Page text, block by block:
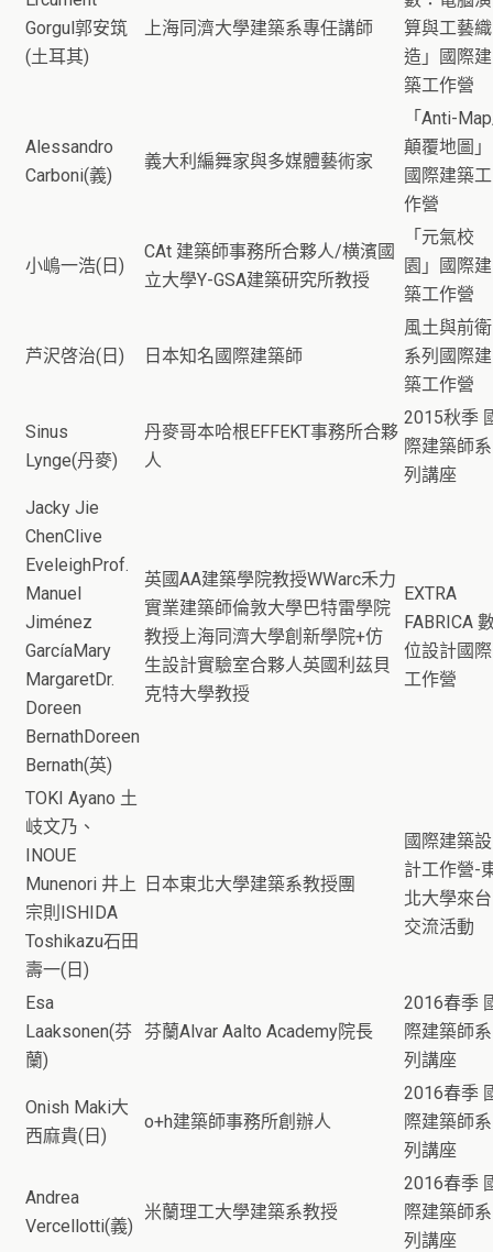
Gorgul郭安筑
(土耳其)
上海同濟大學建築系專任講師
算與工藝織
造」國際建
築工作營
Alessandro
Carboni(義)
義大利編舞家與多媒體藝術家
「Anti-
顛覆地圖」
國際建築工
作營
小嶋一浩(日)
CAt 建築師事務所合夥人/横濱國
立大學Y-GSA建築研究所教授
「元氣校
園」國際建
築工作營
芦沢啓治(日) 日本知名國際建築師
風土與前衛
系列國際建
築工作營
Sinus
Lynge(丹麥)
丹麥哥本哈根EFFEKT事務所合夥
人
2015秋季
際建築師系
列講座
Jacky Jie
ChenClive
EveleighProf.
Manuel
Jiménez
GarcíaMary
MargaretDr.
Doreen
BernathDoreen
Bernath(英)
英國AA建築學院教授WWarc禾力
實業建築師倫敦大學巴特雷學院
教授上海同濟大學創新學院+仿
生設計實驗室合夥人英國利茲貝
克特大學教授
EXTRA
FABRICA
位設計國際
工作營
TOKI Ayano 土
岐文乃、
INOUE
Munenori 井上
宗則ISHIDA
Toshikazu石田
壽一(日)
日本東北大學建築系教授團
國際建築設
計工作營-
北大學來台
交流活動
Esa
Laaksonen(芬
蘭)
芬蘭Alvar Aalto Academy院長
2016春季
際建築師系
列講座
Onish Maki大
西麻貴(日)
o+h建築師事務所創辦人
2016春季
際建築師系
列講座
Andrea
Vercellotti(義)
米蘭理工大學建築系教授
2016春季
際建築師系
列講座